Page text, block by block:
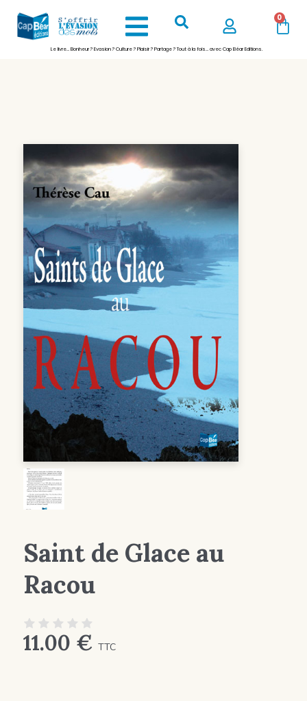
0
Le livre… Bonheur ? Evasion ? Culture ? Plaisir ? Partage ? Tout à la fois… avec Cap Béar Editions.
Saint de Glace au
Racou
11.00 € TTC